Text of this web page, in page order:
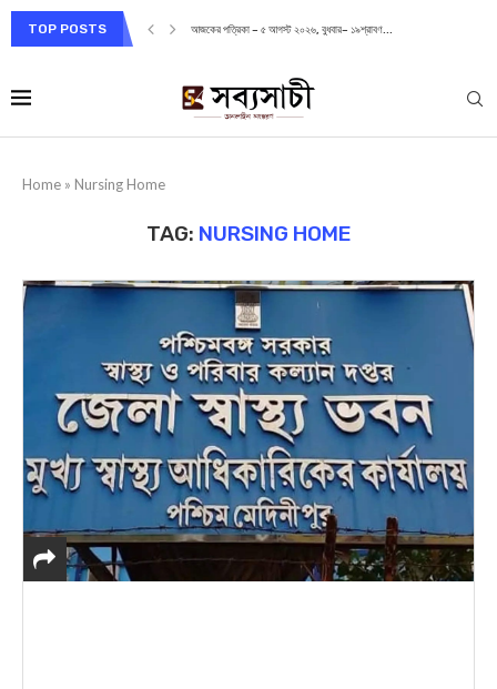
TOP POSTS আজকের পত্রিকা – ৫ আগস্ট ২০২৬, বুধবার– ১৯শ্রাবণ...
Home » Nursing Home
TAG: NURSING HOME